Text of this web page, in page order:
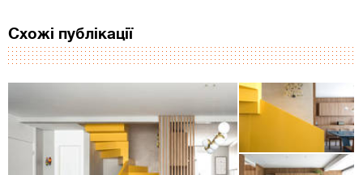
Схожі публікації